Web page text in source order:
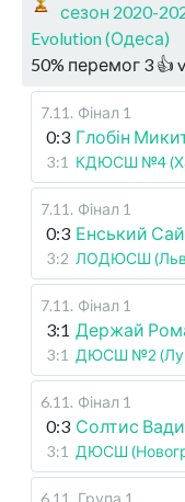
сезон 2020-
Evolution (Одеса)
50% перемог 3 👍
7.11 . Фінал 1
0:3 Глобін
3:1 КДЮСШ №4
7.11 . Фінал 1
0:3 Енський
3:2 ЛОДЮСШ
7.11 . Фінал 1
3:1 Держай
3:1 ДЮСШ №2
6.11 . Фінал 1
0:3 Солтис
3:1 ДЮСШ
6.11 . Група 1